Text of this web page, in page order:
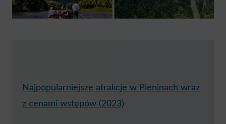
Najpopularniejsze atrakcje w Pieninach wraz
z cenami wstępów (2023)